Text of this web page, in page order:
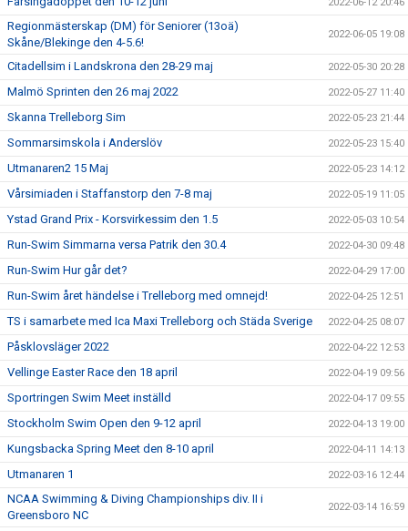
Regionmästerskap (DM) för Seniorer (13oä)
Skåne/Blekinge den 4-5.6!
2022-06-05 19:08
Citadellsim i Landskrona den 28-29 maj 2022-05-30 20:28
Malmö Sprinten den 26 maj 2022 2022-05-27 11:40
Skanna Trelleborg Sim 2022-05-23 21:44
Sommarsimskola i Anderslöv 2022-05-23 15:40
Utmanaren2 15 Maj 2022-05-23 14:12
Vårsimiaden i Staffanstorp den 7-8 maj 2022-05-19 11:05
Ystad Grand Prix - Korsvirkessim den 1.5 2022-05-03 10:54
Run-Swim Simmarna versa Patrik den 30.4 2022-04-30 09:48
Run-Swim Hur går det? 2022-04-29 17:00
Run-Swim året händelse i Trelleborg med omnejd! 2022-04-25 12:51
TS i samarbete med Ica Maxi Trelleborg och Städa Sverige 2022-04-25 08:07
Påsklovsläger 2022 2022-04-22 12:53
Vellinge Easter Race den 18 april 2022-04-19 09:56
Sportringen Swim Meet inställd 2022-04-17 09:55
Stockholm Swim Open den 9-12 april 2022-04-13 19:00
Kungsbacka Spring Meet den 8-10 april 2022-04-11 14:13
Utmanaren 1 2022-03-16 12:44
NCAA Swimming & Diving Championships div. II i
Greensboro NC
2022-03-14 16:59